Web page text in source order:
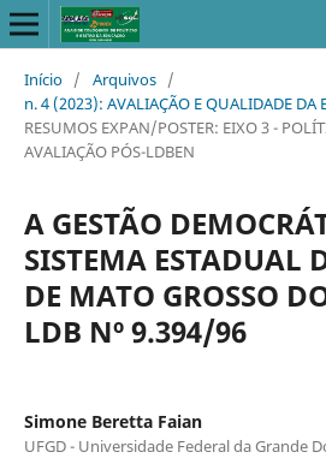
Início / Arquivos /
n. 4 (2023): AVALIAÇÃO E QUALIDADE DA
RESUMOS EXPAN/POSTER: EIXO 3 -
AVALIAÇÃO PÓS-LDBEN
A GESTÃO
SISTEMA ESTADUAL
DE MATO GROSSO
LDB Nº 9.394/96
Simone Beretta Faian
UFGD - Universidade Federal da Grande